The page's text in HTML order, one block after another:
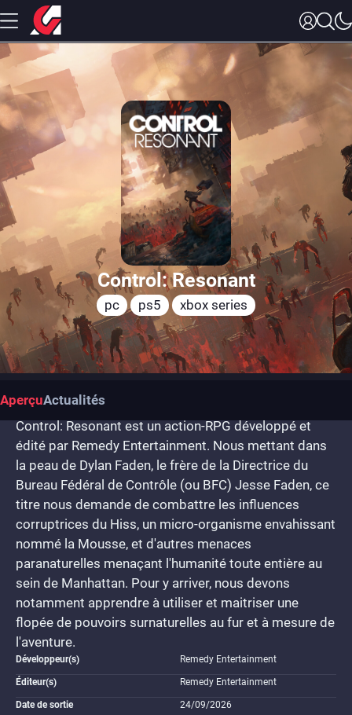
Control: Resonant
pc ps5 xbox series
AperçuActualités
Control: Resonant est un action-RPG développé et
édité par Remedy Entertainment. Nous mettant dans
la peau de Dylan Faden, le frère de la Directrice du
Bureau Fédéral de Contrôle (ou BFC) Jesse Faden, ce
titre nous demande de combattre les influences
corruptrices du Hiss, un micro-organisme envahissant
nommé la Mousse, et d'autres menaces
paranaturelles menaçant l'humanité toute entière au
sein de Manhattan. Pour y arriver, nous devons
notamment apprendre à utiliser et maitriser une
flopée de pouvoirs surnaturelles au fur et à mesure de
l'aventure.
Développeur(s) Remedy Entertainment
Éditeur(s) Remedy Entertainment
Date de sortie 24/09/2026